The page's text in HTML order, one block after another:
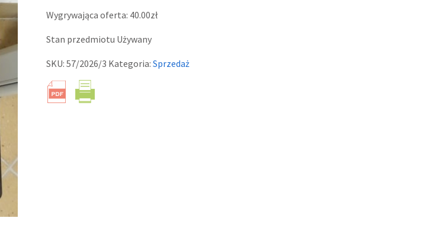
Wygrywająca oferta: 40.00zł
Stan przedmiotu Używany
SKU: 57/2026/3 Kategoria: Sprzedaż